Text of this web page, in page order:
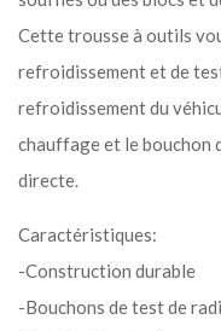
Cette trousse à outils
refroidissement et de
refroidissement du
chauffage et le bouchon
directe.
Caractéristiques:
-Construction durable
-Bouchons de test de